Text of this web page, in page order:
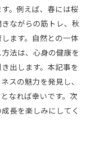
。例えば、春には桜
ながらの筋トレ、秋
ます。自然との一体
法は、心身の健康を
出します。本記事を
スの魅力を発見し、
なれば幸いです。次
長を楽しみにしてく